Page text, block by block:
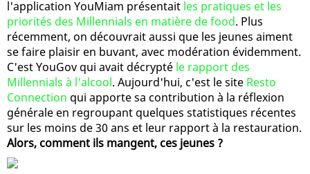
l'application YouMiam présentait les pratiques et les
priorités des Millennials en matière de food. Plus
récemment, on découvrait aussi que les jeunes aiment
se faire plaisir en buvant, avec modération évidemment.
C'est YouGov qui avait décrypté le rapport des
Millennials à l'alcool. Aujourd'hui, c'est le site Resto
Connection qui apporte sa contribution à la réflexion
générale en regroupant quelques statistiques récentes
sur les moins de 30 ans et leur rapport à la restauration.
Alors, comment ils mangent, ces jeunes ?